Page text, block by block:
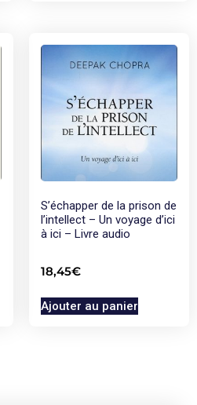
S’échapper de la prison de
l’intellect – Un voyage d’ici
à ici – Livre audio
18,45€
Ajouter au panier